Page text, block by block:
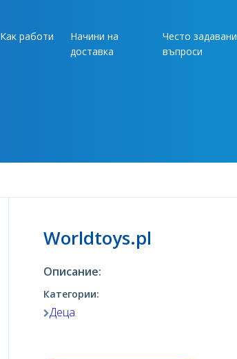
Как работи
Начини на
доставка
Често задавани
въпроси
Worldtoys.pl
Описание:
Категории:
Деца